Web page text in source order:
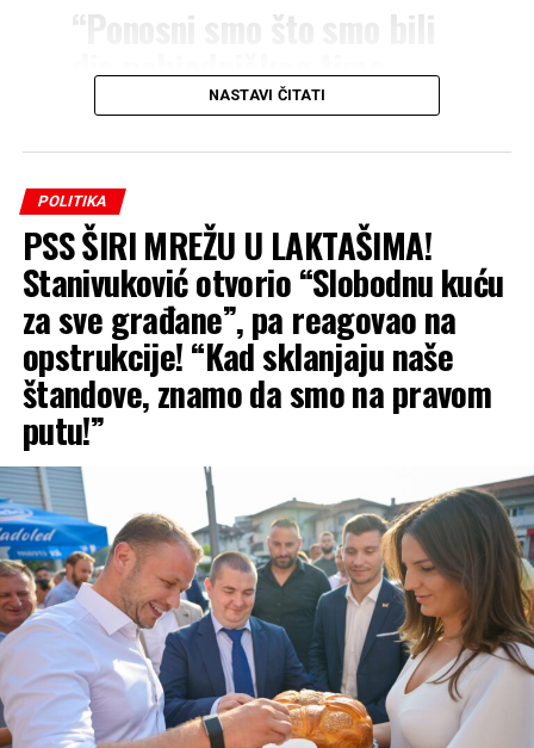
“Ponosni smo što smo bili
dio pobjedničkog tima
Velizar 2 na ovogodišnjem
‘Zvorničkom kotliću’! U
okviru manifestacije
‘Zvorničko ljeto’, na
gradskoj plaži u Zvorniku
okupile su se brojne ekipe,
majstori riblje čorbe i
lovačkog gulaša, kao i
veliki broj posjetilaca koji
su uživali u druženju i
takmičarskom duhu pored
Drine”, saopšteno je iz PSS
Zvornik.
Iz ove političke organizacije naglašavaju da je događaju
dodata posebna energija prisustvom uvaženih gostiju
koji su podržali pobjedničku ekipu.
NASTAVI ČITATI
POLITIKA
PSS ŠIRI MREŽU U LAKTAŠIMA!
Stanivuković otvorio “Slobodnu kuću
za sve građane”, pa reagovao na
opstrukcije! “Kad sklanjaju naše
štandove, znamo da smo na pravom
putu!”